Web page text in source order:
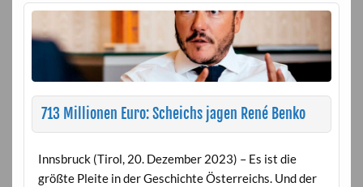
713 Millionen Euro: Scheichs jagen René Benko
Innsbruck (Tirol, 20. Dezember 2023) – Es ist die
größte Pleite in der Geschichte Österreichs. Und der